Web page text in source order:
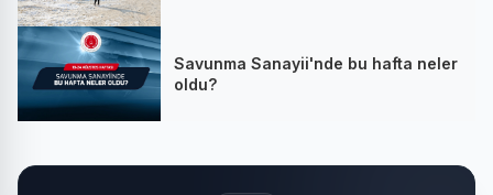
Savunma Sanayii'nde bu hafta neler
oldu?